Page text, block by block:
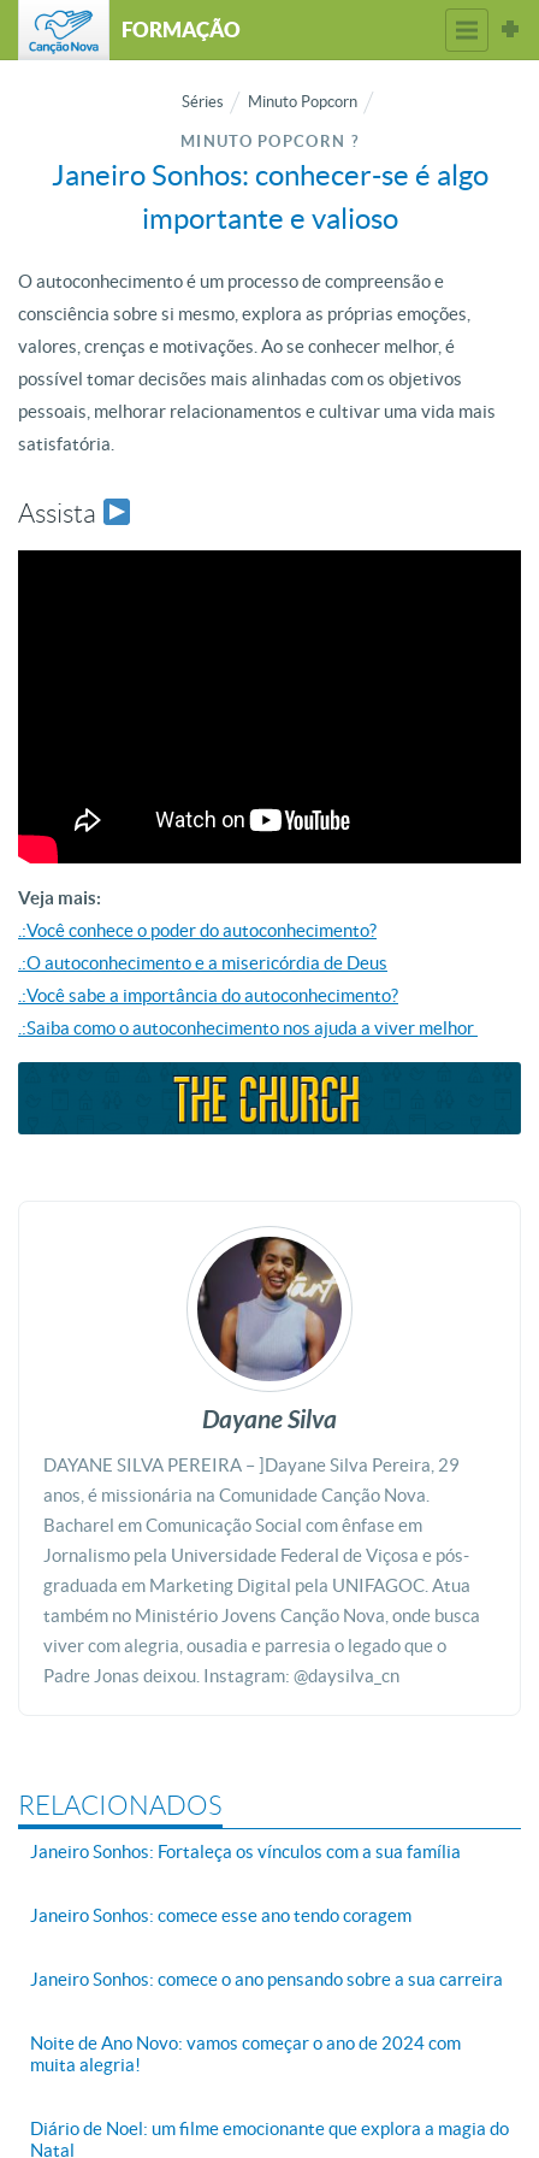
FORMAÇÃO
Séries Minuto Popcorn
MINUTO POPCORN ?
Janeiro Sonhos: conhecer-se é algo
importante e valioso
O autoconhecimento é um processo de compreensão e
consciência sobre si mesmo, explora as próprias emoções,
valores, crenças e motivações. Ao se conhecer melhor, é
possível tomar decisões mais alinhadas com os objetivos
pessoais, melhorar relacionamentos e cultivar uma vida mais
satisfatória.
Assista
Veja mais:
.:Você conhece o poder do autoconhecimento?
.:O autoconhecimento e a misericórdia de Deus
.:Você sabe a importância do autoconhecimento?
.:Saiba como o autoconhecimento nos ajuda a viver melhor
Dayane Silva
DAYANE SILVA PEREIRA – ]Dayane Silva Pereira, 29
anos, é missionária na Comunidade Canção Nova.
Bacharel em Comunicação Social com ênfase em
Jornalismo pela Universidade Federal de Viçosa e pós-
graduada em Marketing Digital pela UNIFAGOC. Atua
também no Ministério Jovens Canção Nova, onde busca
viver com alegria, ousadia e parresia o legado que o
Padre Jonas deixou. Instagram: @daysilva_cn
RELACIONADOS
Janeiro Sonhos: Fortaleça os vínculos com a sua família
Janeiro Sonhos: comece esse ano tendo coragem
Janeiro Sonhos: comece o ano pensando sobre a sua carreira
Noite de Ano Novo: vamos começar o ano de 2024 com
muita alegria!
Diário de Noel: um filme emocionante que explora a magia do
Natal